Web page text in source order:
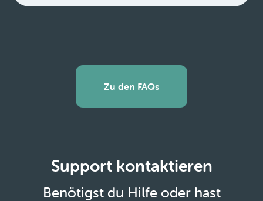
Zu den FAQs
Support kontaktieren
Benötigst du Hilfe oder hast